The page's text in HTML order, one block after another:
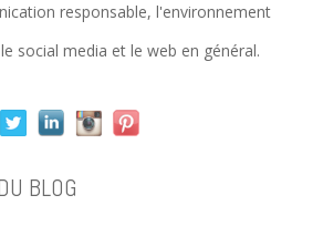
responsable, l'environnement
social media et le web en général.
BLOG